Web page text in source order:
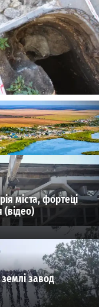
археологи
замку
міста, фортеці
(відео)
завод